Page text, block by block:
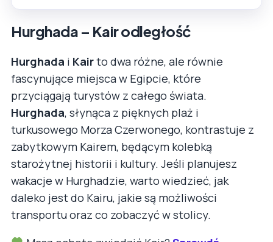
Hurghada – Kair odległość
Hurghada i Kairto dwa różne, ale równie
fascynujące miejsca w Egipcie, które
przyciągają turystów z całego świata.
Hurghada, słynąca z pięknych plaż i
turkusowego Morza Czerwonego, kontrastuje z
zabytkowym Kairem, będącym kolebką
starożytnej historii i kultury. Jeśli planujesz
wakacje w Hurghadzie, warto wiedzieć, jak
daleko jest do Kairu, jakie są możliwości
transportu oraz co zobaczyć w stolicy.